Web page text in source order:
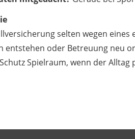
selten wegen
entstehen oder Betreuung neu
Spielraum, wenn der Alltag